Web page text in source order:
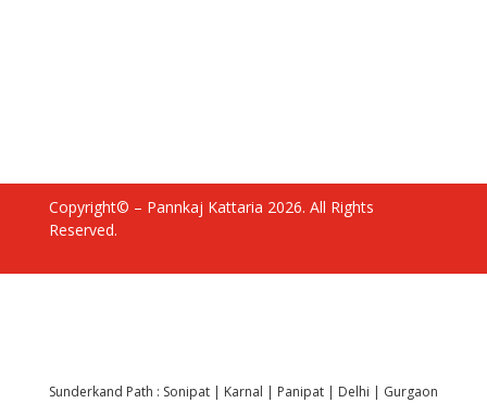
Copyright© – Pannkaj Kattaria 2026. All Rights
Reserved.
Sunderkand Path : Sonipat| Karnal | Panipat | Delhi | Gurgaon